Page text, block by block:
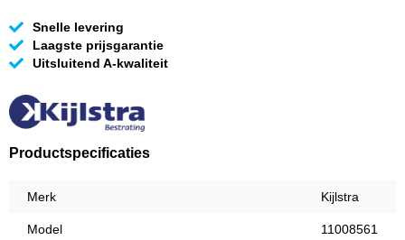
Snelle levering
Laagste prijsgarantie
Uitsluitend A-kwaliteit
Productspecificaties
Merk Kijlstra
Model 11008561